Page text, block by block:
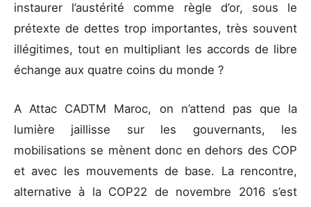
instaurer l’austérité comme règle d’or, sous le
prétexte de dettes trop importantes, très souvent
illégitimes, tout en multipliant les accords de libre
échange aux quatre coins du monde ?
A Attac CADTM Maroc, on n’attend pas que la
lumière jaillisse sur les gouvernants, les
mobilisations se mènent donc en dehors des COP
et avec les mouvements de base. La rencontre,
alternative à la COP22 de novembre 2016 s’est